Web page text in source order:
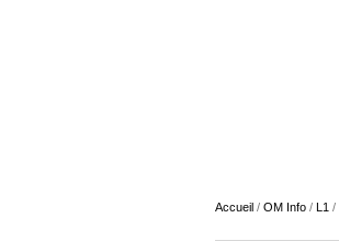
Accueil / OM Info / L1 /